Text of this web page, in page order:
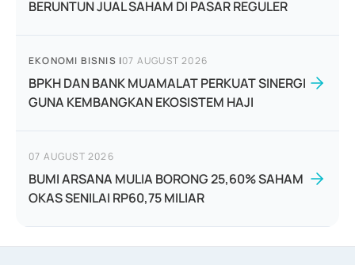
BERUNTUN JUAL SAHAM DI PASAR REGULER
EKONOMI BISNIS |07 AUGUST 2026
BPKH DAN BANK MUAMALAT PERKUAT SINERGI
GUNA KEMBANGKAN EKOSISTEM HAJI
07 AUGUST 2026
BUMI ARSANA MULIA BORONG 25,60% SAHAM
OKAS SENILAI RP60,75 MILIAR